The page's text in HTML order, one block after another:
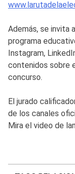
Además, se invita
programa
Instagram,
contenidos sobre
concurso.
El jurado
de los canales
Mira el video de